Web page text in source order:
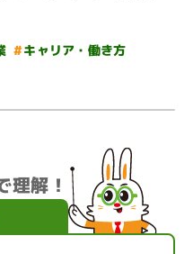
#キャリア・働き方
理解！